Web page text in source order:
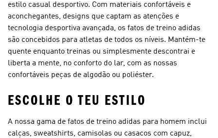
estilo casual desportivo. Com materiais confortáveis e
aconchegantes, designs que captam as atenções e
tecnologia desportiva avançada, os fatos de treino adidas
são concebidos para atletas de todos os níveis. Mantém-te
quente enquanto treinas ou simplesmente descontrai e
liberta a mente, no conforto do lar, com as nossas
confortáveis peças de algodão ou poliéster.
ESCOLHE O TEU ESTILO
A nossa gama de fatos de treino adidas para homem inclui
calças, sweatshirts, camisolas ou casacos com capuz,